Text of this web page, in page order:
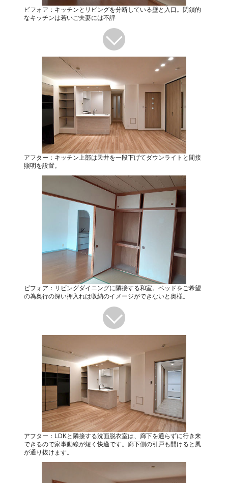
ビフォア：キッチンとリビングを分断している壁と入口。閉鎖的
なキッチンは若いご夫妻には不評
アフター：キッチン上部は天井を一段下げてダウンライトと間接
照明を設置。
ビフォア：リビングダイニングに隣接する和室。ベッドをご希望
の為奥行の深い押入れは収納のイメージができないと奥様。
アフター：LDKと隣接する洗面脱衣室は、廊下を通らずに行き来
できるので家事動線が短く快適です。廊下側の引戸も開けると風
が通り抜けます。